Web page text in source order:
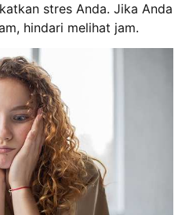
stres Anda. Jika Anda
hindari melihat jam.